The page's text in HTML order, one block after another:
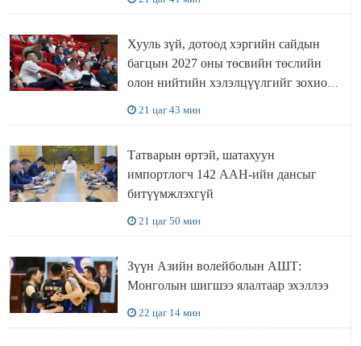
Хууль зүй, дотоод хэргийн сайдын
багцын 2027 оны төсвийн төслийн
олон нийтийн хэлэлцүүлгийг зохион
21 цаг 43 мин
Татварын өртэй, шатахуун
импортлогч 142 ААН-ийн дансыг
битүүмжлэхгүй
21 цаг 50 мин
Зүүн Азийн волейболын АШТ:
Монголын шигшээ ялалтаар эхэллээ
22 цаг 14 мин